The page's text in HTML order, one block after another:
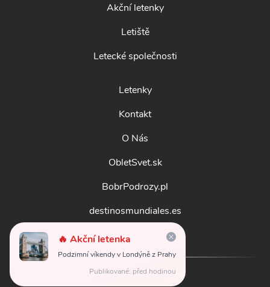
🔥 Akční letenka
Podzimní víkendy v Londýně z Prahy
Publikované: před hodinou
Akční letenky
Letiště
Letecké společnosti
Letenky
Kontakt
O Nás
ObletSvet.sk
BobrPodrozy.pl
destinosmundiales.es
guidadestinazioni.it
© 2026 obletsvet.cz